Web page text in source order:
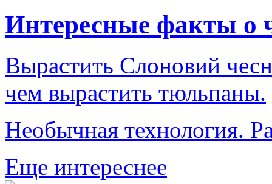
Интересные факты о
Вырастить Слоновий
чем вырастить тюльпаны.
Необычная технология.
Еще интереснее